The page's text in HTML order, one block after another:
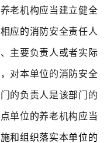
养老机构应当建立健全
应的消防安全责任人
主要负责人或者实际
对本单位的消防安全
的负责人是该部门的
单位的养老机构应当
和组织落实本单位的